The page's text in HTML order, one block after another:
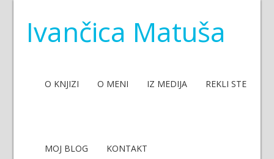
Ivančica Matuša
O KNJIZI O MENI IZ MEDIJA REKLI STE
MOJ BLOG KONTAKT